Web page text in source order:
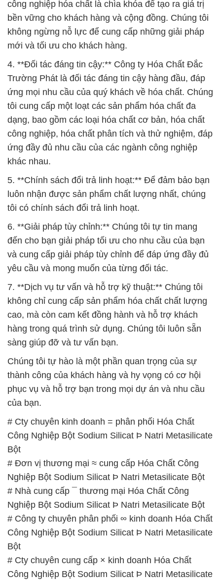
công nghiệp hóa chất là chìa khóa để tạo ra giá trị
bền vững cho khách hàng và cộng đồng. Chúng tôi
không ngừng nỗ lực để cung cấp những giải pháp
mới và tối ưu cho khách hàng.
4. **Đối tác đáng tin cậy:** Công ty Hóa Chất Đắc
Trường Phát là đối tác đáng tin cậy hàng đầu, đáp
ứng mọi nhu cầu của quý khách về hóa chất. Chúng
tôi cung cấp một loạt các sản phẩm hóa chất đa
dạng, bao gồm các loại hóa chất cơ bản, hóa chất
công nghiệp, hóa chất phân tích và thử nghiệm, đáp
ứng đầy đủ nhu cầu của các ngành công nghiệp
khác nhau.
5. **Chính sách đổi trả linh hoạt:** Để đảm bảo bạn
luôn nhận được sản phẩm chất lượng nhất, chúng
tôi có chính sách đổi trả linh hoạt.
6. **Giải pháp tùy chỉnh:** Chúng tôi tự tin mang
đến cho bạn giải pháp tối ưu cho nhu cầu của bạn
và cung cấp giải pháp tùy chỉnh để đáp ứng đầy đủ
yêu cầu và mong muốn của từng đối tác.
7. **Dịch vụ tư vấn và hỗ trợ kỹ thuật:** Chúng tôi
không chỉ cung cấp sản phẩm hóa chất chất lượng
cao, mà còn cam kết đồng hành và hỗ trợ khách
hàng trong quá trình sử dụng. Chúng tôi luôn sẵn
sàng giúp đỡ và tư vấn bạn.
Chúng tôi tự hào là một phần quan trọng của sự
thành công của khách hàng và hy vọng có cơ hội
phục vụ và hỗ trợ bạn trong mọi dự án và nhu cầu
của bạn.
# Cty chuyên kinh doanh = phân phối Hóa Chất
Công Nghiệp Bột Sodium Silicat Þ Natri Metasilicate
Bột
# Đơn vị thương mại ≈ cung cấp Hóa Chất Công
Nghiệp Bột Sodium Silicat Þ Natri Metasilicate Bột
# Nhà cung cấp ¯ thương mại Hóa Chất Công
Nghiệp Bột Sodium Silicat Þ Natri Metasilicate Bột
# Công ty chuyên phân phối ∞ kinh doanh Hóa Chất
Công Nghiệp Bột Sodium Silicat Þ Natri Metasilicate
Bột
# Cty chuyên cung cấp × kinh doanh Hóa Chất
Công Nghiệp Bột Sodium Silicat Þ Natri Metasilicate